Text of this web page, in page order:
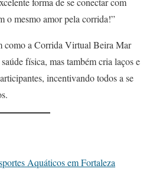
o mesmo amor pela corrida!”
como a Corrida Virtual Beira Mar
física, mas também cria laços e
incentivando todos a se
Aquáticos em Fortaleza